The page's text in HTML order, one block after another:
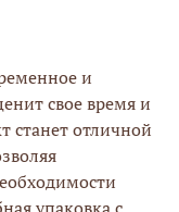
и
свое время и
станет отличной
упаковка с